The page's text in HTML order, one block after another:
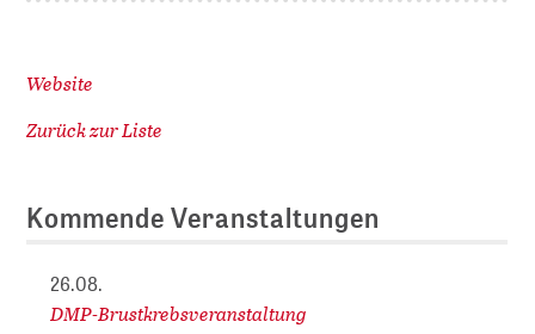
Website
Zurück zur Liste
Kommende Veranstaltungen
26.08.
DMP-Brustkrebsveranstaltung